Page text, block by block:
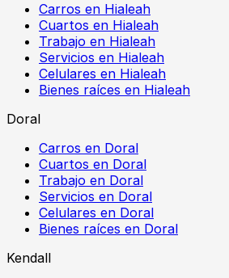
Carros en Hialeah
Cuartos en Hialeah
Trabajo en Hialeah
Servicios en Hialeah
Celulares en Hialeah
Bienes raíces en Hialeah
Doral
Carros en Doral
Cuartos en Doral
Trabajo en Doral
Servicios en Doral
Celulares en Doral
Bienes raíces en Doral
Kendall